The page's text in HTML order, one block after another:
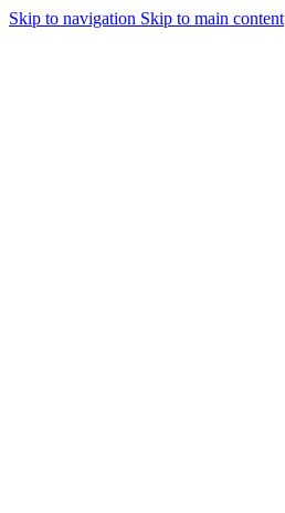
Skip to navigation Skip to main content